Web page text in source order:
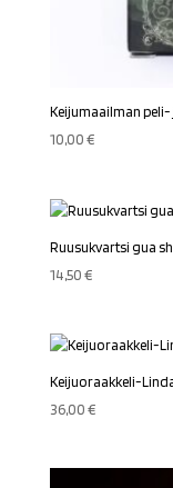
Keijumaailman
10,00€
Ruusukvartsi gua
14,50€
Keijuoraakkeli-
36,00€